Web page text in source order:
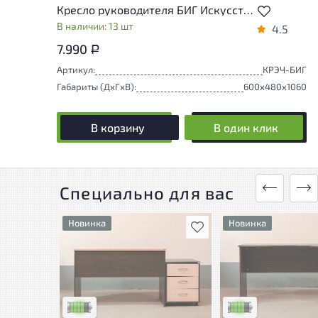
В наличии: 13 шт 4.5
7.990 Р
Артикул:
КРЭЧ-БИГ
Габариты (ДxГxВ):
600x480x1060
В корзину В один клик
Специально для вас
В избранное
Новинка
незначительные следы
эксплуатации, не влияющие
Низкая степень износа
Новинка
У товара
эксплуатации, не
на удобство его
использования
Низкая степень